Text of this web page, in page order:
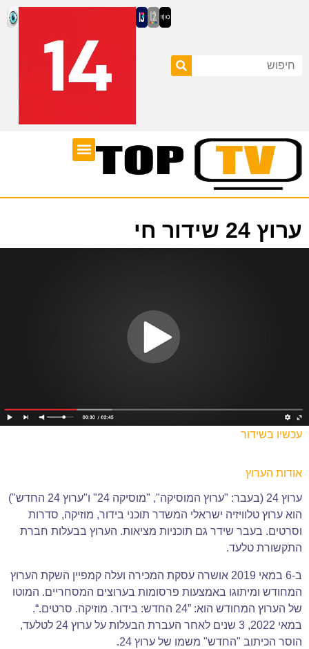
ערוץ 24 שידור חי
עכשיו בשידור
אודות הערוץ
ערוץ 24 (בעבר: "ערוץ המוסיקה", "מוסיקה 24" ו"ערוץ 24 החדש")
הוא ערוץ טלוויזיה ישראלי המשדר תוכני בידור, מוזיקה, סדרות
וסרטים. בעבר שידר גם תוכניות מציאות. הערוץ בבעלות חברת
התקשורת טלעד.
ב-6 במאי 2019 אושרה עסקת המכירה ועלה קמפיין השקת הערוץ
המחודש ומיתוגו באמצעות פרסומות בערוצים המסחריים. המוטו
של הערוץ המחודש הוא: ”24 החדש: בידור. מוזיקה. סרטים.“.
במאי 2022, 3 שנים לאחר העברת הבעלות על ערוץ 24 לטלעד,
הוסר הכיתוב "החדש" משמו של ערוץ 24.